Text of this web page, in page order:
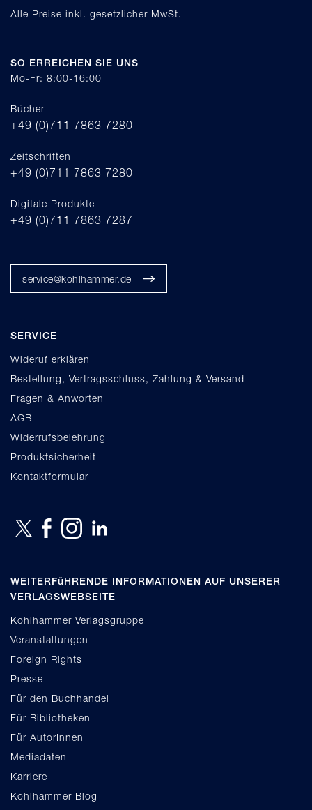
Alle Preise inkl. gesetzlicher MwSt.
SO ERREICHEN SIE UNS
Mo-Fr: 8:00-16:00
Bücher
+49 (0)711 7863 7280
Zeitschriften
+49 (0)711 7863 7280
Digitale Produkte
+49 (0)711 7863 7287
service@kohlhammer.de
SERVICE
Wideruf erklären
Bestellung, Vertragsschluss, Zahlung & Versand
Fragen & Anworten
AGB
Widerrufsbelehrung
Produktsicherheit
Kontaktformular
WEITERFüHRENDE INFORMATIONEN AUF UNSERER
VERLAGSWEBSEITE
Kohlhammer Verlagsgruppe
Veranstaltungen
Foreign Rights
Presse
Für den Buchhandel
Für Bibliotheken
Für AutorInnen
Mediadaten
Karriere
Kohlhammer Blog